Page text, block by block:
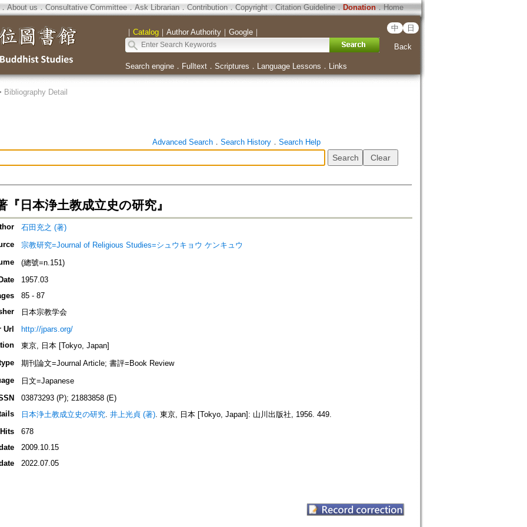
About us ． Consultative Committee． Ask Librarian． Contribution．Copyright．Citation Guideline． Donation．Home
｜ Catalog｜ Author Authority｜ Google｜ 中 日
Back
Search engine． Fulltext． Scriptures ． Language Lessons ． Links
Bibliography Detail
Advanced Search． Search History． Search Help
『日本浄土教成立史の研究』
石田充之 (著)
宗教研究=Journal of Religious Studies=シュウキョウ ケンキュウ
(總號=n.151)
1957.03
85 - 87
日本宗教学会
Url
http://jpars.org/
東京, 日本 [Tokyo, Japan]
期刊論文=Journal Article; 書評=Book Review
日文=Japanese
03873293 (P); 21883858 (E)
日本浄土教成立史の研究. 井上光貞 (著). 東京, 日本 [Tokyo, Japan]: 山川出版社, 1956. 449.
Hits
678
2009.10.15
2022.07.05